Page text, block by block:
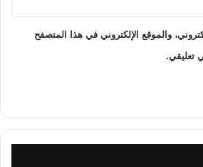
والموقع الإلكتروني في هذا المتصفح
تعليقي.